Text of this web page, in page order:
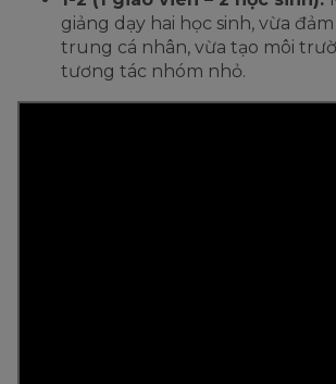
giảng dạy hai học sinh, vừa
trung cá nhân, vừa tạo môi
tương tác nhóm nhỏ.